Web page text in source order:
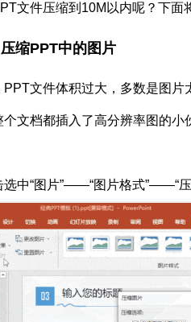
文件压缩到10M以内呢？下面
缩PPT中的图片
PPT文件体积过大，多数是图
个文档都插入了高分辨率图的
中“图片”——“图片格式”——“压